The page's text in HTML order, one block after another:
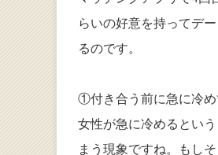
らいの好意を持ってデ
るのです。
①付き合う前に急に冷め
女性が急に冷めるとい
まう現象ですね。もし